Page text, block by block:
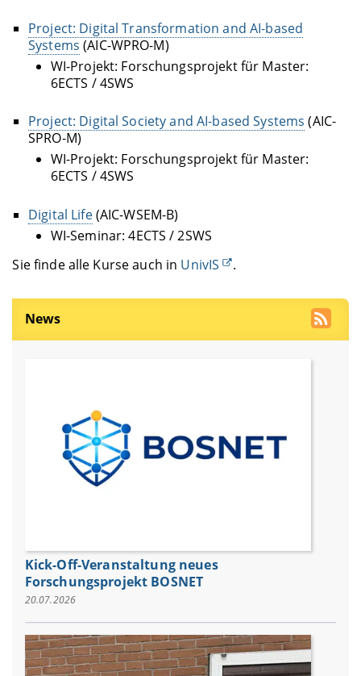
Project: Digital Transformation and AI-based
Systems (AIC-WPRO-M)
WI-Projekt: Forschungsprojekt für Master:
6ECTS / 4SWS
Project: Digital Society and AI-based Systems (AIC-
SPRO-M)
WI-Projekt: Forschungsprojekt für Master:
6ECTS / 4SWS
Digital Life(AIC-WSEM-B)
WI-Seminar: 4ECTS / 2SWS
Sie finde alle Kurse auch in UnivIS .
News
Kick-Off-Veranstaltung neues
Forschungsprojekt BOSNET
20.07.2026